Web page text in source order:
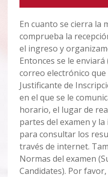
En cuanto se cierra la
comprueba la
el ingreso y
Entonces se le
correo electrónico
Justificante de
en el que se le
horario, el lugar de
partes del examen y
para consultar los
través de internet.
Normas del examen
Candidates). Por